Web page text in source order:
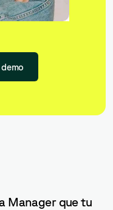
Manager que tu